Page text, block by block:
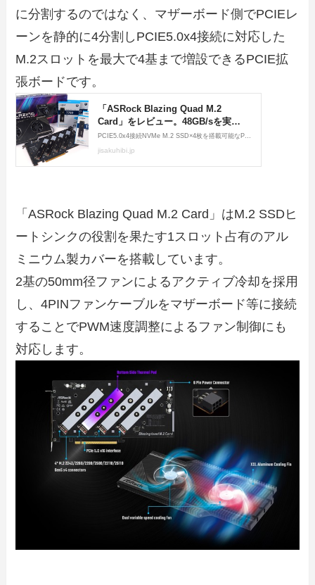
に分割するのではなく、マザーボード側でPCIEレ
ーンを静的に4分割しPCIE5.0x4接続に対応した
M.2スロットを最大で4基まで増設できるPCIE拡
張ボードです。
「ASRock Blazing Quad M.2 Card」はM.2 SSDヒ
ートシンクの役割を果たす1スロット占有のアル
ミニウム製カバーを搭載しています。
2基の50mm径ファンによるアクティブ冷却を採用
し、4PINファンケーブルをマザーボード等に接続
することでPWM速度調整によるファン制御にも
対応します。